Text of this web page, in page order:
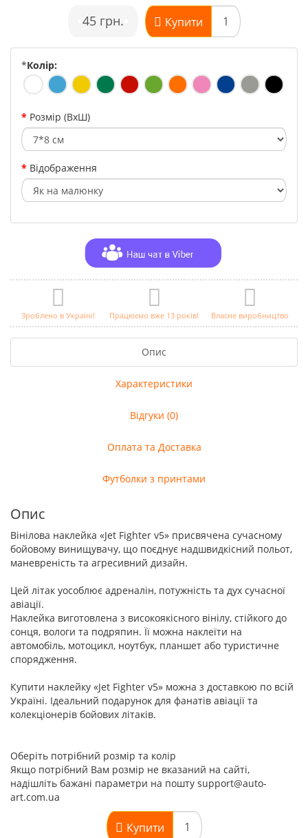
45 грн. Купити
*Колір:
Розмір (ВхШ)
Відображення
Зроблено в Україні! Працюємо вже 13 років! Власне виробництво
Опис
Характеристики
Відгуки (0)
Оплата та Доставка
Футболки з принтами
Опис
Вінілова наклейка «Jet Fighter v5» присвячена сучасному
бойовому винищувачу, що поєднує надшвидкісний польот,
маневреність та агресивний дизайн.
Цей літак уособлює адреналін, потужність та дух сучасної
авіації.
Наклейка виготовлена з високоякісного вінілу, стійкого до
сонця, вологи та подряпин. Її можна наклеїти на
автомобіль, мотоцикл, ноутбук, планшет або туристичне
спорядження.
Купити наклейку «Jet Fighter v5» можна з доставкою по всій
Україні. Ідеальний подарунок для фанатів авіації та
колекціонерів бойових літаків.
Оберіть потрібний розмір та колір
Якщо потрібний Вам розмір не вказаний на сайті,
надішліть бажані параметри на пошту support@auto-
art.com.ua
Купити